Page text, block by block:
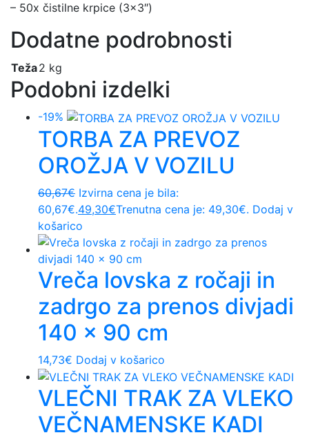
– 50x čistilne krpice (3×3″)
Dodatne podrobnosti
Teža2 kg
Podobni izdelki
-19%
TORBA ZA PREVOZ
OROŽJA V VOZILU
60,67€ Izvirna cena je bila:
60,67€.49,30€Trenutna cena je: 49,30€. Dodaj v
košarico
Vreča lovska z ročaji in
zadrgo za prenos divjadi
140 x 90 cm
14,73€ Dodaj v košarico
VLEČNI TRAK ZA VLEKO
VEČNAMENSKE KADI